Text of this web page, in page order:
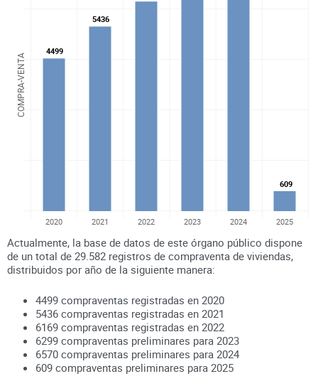
COMPRA-VENTA
4499
4499
5436
5436
609
609
2020 2021 2022 2023 2024 2025
Actualmente, la base de datos de este órgano público dispone
de un total de 29.582 registros de compraventa de viviendas,
distribuidos por año de la siguiente manera:
4499 compraventas registradas en 2020
5436 compraventas registradas en 2021
6169 compraventas registradas en 2022
6299 compraventas preliminares para 2023
6570 compraventas preliminares para 2024
609 compraventas preliminares para 2025